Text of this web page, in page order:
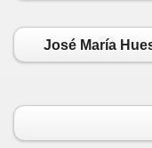
José María